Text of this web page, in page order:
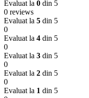
Evaluat la 0 din 5
0 reviews
Evaluat la 5 din 5
0
Evaluat la 4 din 5
0
Evaluat la 3 din 5
0
Evaluat la 2 din 5
0
Evaluat la 1 din 5